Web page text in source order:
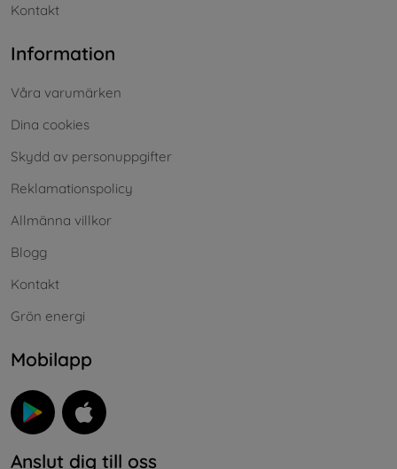
Kontakt
Information
Våra varumärken
Dina cookies
Skydd av personuppgifter
Reklamationspolicy
Allmänna villkor
Blogg
Kontakt
Grön energi
Mobilapp
Anslut dig till oss